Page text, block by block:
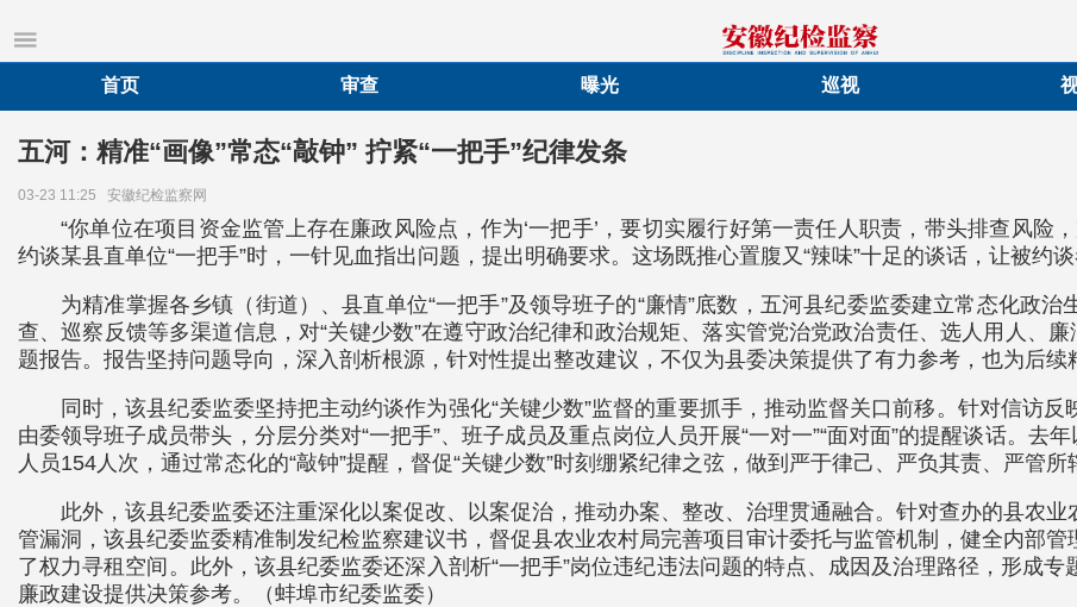
首页
审查 曝光 巡视
五河：精准“画像”常态“敲钟” 拧紧“一把手”纪律发条
03-23 11:25 安徽纪检监察网
“你单位在项目资金监管上存在廉政风险点，作为‘一把手’，要切实履行好第一责任人职责，带头排查风
约谈某县直单位“一把手”时，一针见血指出问题，提出明确要求。这场既推心置腹又“辣味”十足的谈话，让被约
为精准掌握各乡镇（街道）、县直单位“一把手”及领导班子的“廉情”底数，五河县纪委监委建立常态化政
查、巡察反馈等多渠道信息，对“关键少数”在遵守政治纪律和政治规矩、落实管党治党政治责任、选人用人、
题报告。报告坚持问题导向，深入剖析根源，针对性提出整改建议，不仅为县委决策提供了有力参考，也为后续
同时，该县纪委监委坚持把主动约谈作为强化“关键少数”监督的重要抓手，推动监督关口前移。针对信访
由委领导班子成员带头，分层分类对“一把手”、班子成员及重点岗位人员开展“一对一”“面对面”的提醒谈话。去
人员154人次，通过常态化的“敲钟”提醒，督促“关键少数”时刻绷紧纪律之弦，做到严于律己、严负其责、严管所
此外，该县纪委监委还注重深化以案促改、以案促治，推动办案、整改、治理贯通融合。针对查办的县农
管漏洞，该县纪委监委精准制发纪检监察建议书，督促县农业农村局完善项目审计委托与监管机制，健全内部
了权力寻租空间。此外，该县纪委监委还深入剖析“一把手”岗位违纪违法问题的特点、成因及治理路径，形成
廉政建设提供决策参考。（蚌埠市纪委监委）